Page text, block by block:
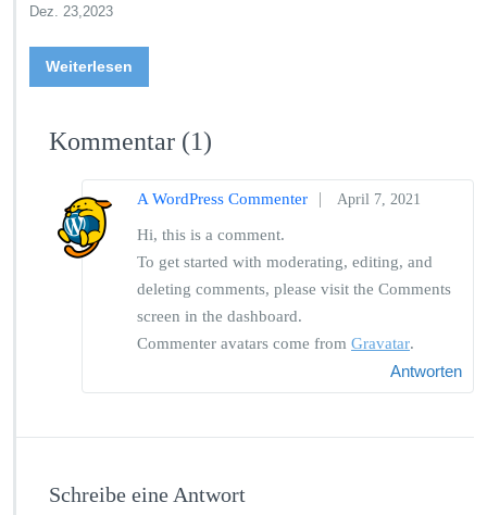
Dez. 23,2023
Weiterlesen
Kommentar (1)
A WordPress Commenter | April 7, 2021
Hi, this is a comment.
To get started with moderating, editing, and
deleting comments, please visit the Comments
screen in the dashboard.
Commenter avatars come from Gravatar.
Antworten
Schreibe eine Antwort